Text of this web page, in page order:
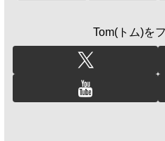
Tom(トム)を